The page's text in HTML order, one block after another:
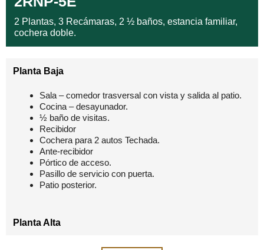
2 Plantas, 3 Recámaras, 2 ½ baños, estancia familiar,
cochera doble.
Planta Baja
Sala – comedor trasversal con vista y salida al patio.
Cocina – desayunador.
½ baño de visitas.
Recibidor
Cochera para 2 autos Techada.
Ante-recibidor
Pórtico de acceso.
Pasillo de servicio con puerta.
Patio posterior.
Planta Alta